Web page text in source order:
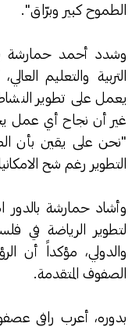
الطموح كبير وبرّاق".
وشدد أحمد حمارشة في
التربية والتعليم
يعمل على تطوير
غير أن نجاح أي عمل
"نحن على يقين بأن
التطوير رغم شح
وأشاد حمارشة بالدور
لتطوير الرياضة في
والدولي، مؤكداً أن
الصفوف المتقدمة.
بدوره، أعرب رافي